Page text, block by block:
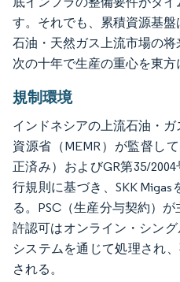
す。それでも、累積資源基
石油・天然ガス上流市場の将
次の十年で生産の重心を東方
規制環境
インドネシアの上流石油・
資源省（MEMR）が監督し
正済み）およびGR第35/
行規則に基づき、SKK
る。PSC（生産分与契約）
許認可はオンライン・シング
システムを通じて処理され
される。